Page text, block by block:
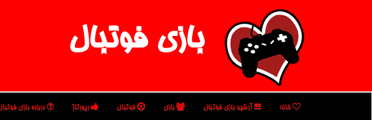
بازی فوتبال
خانه آرشیو بازی فوتبال بازی فوتبال رپورتاژ درباره بازی